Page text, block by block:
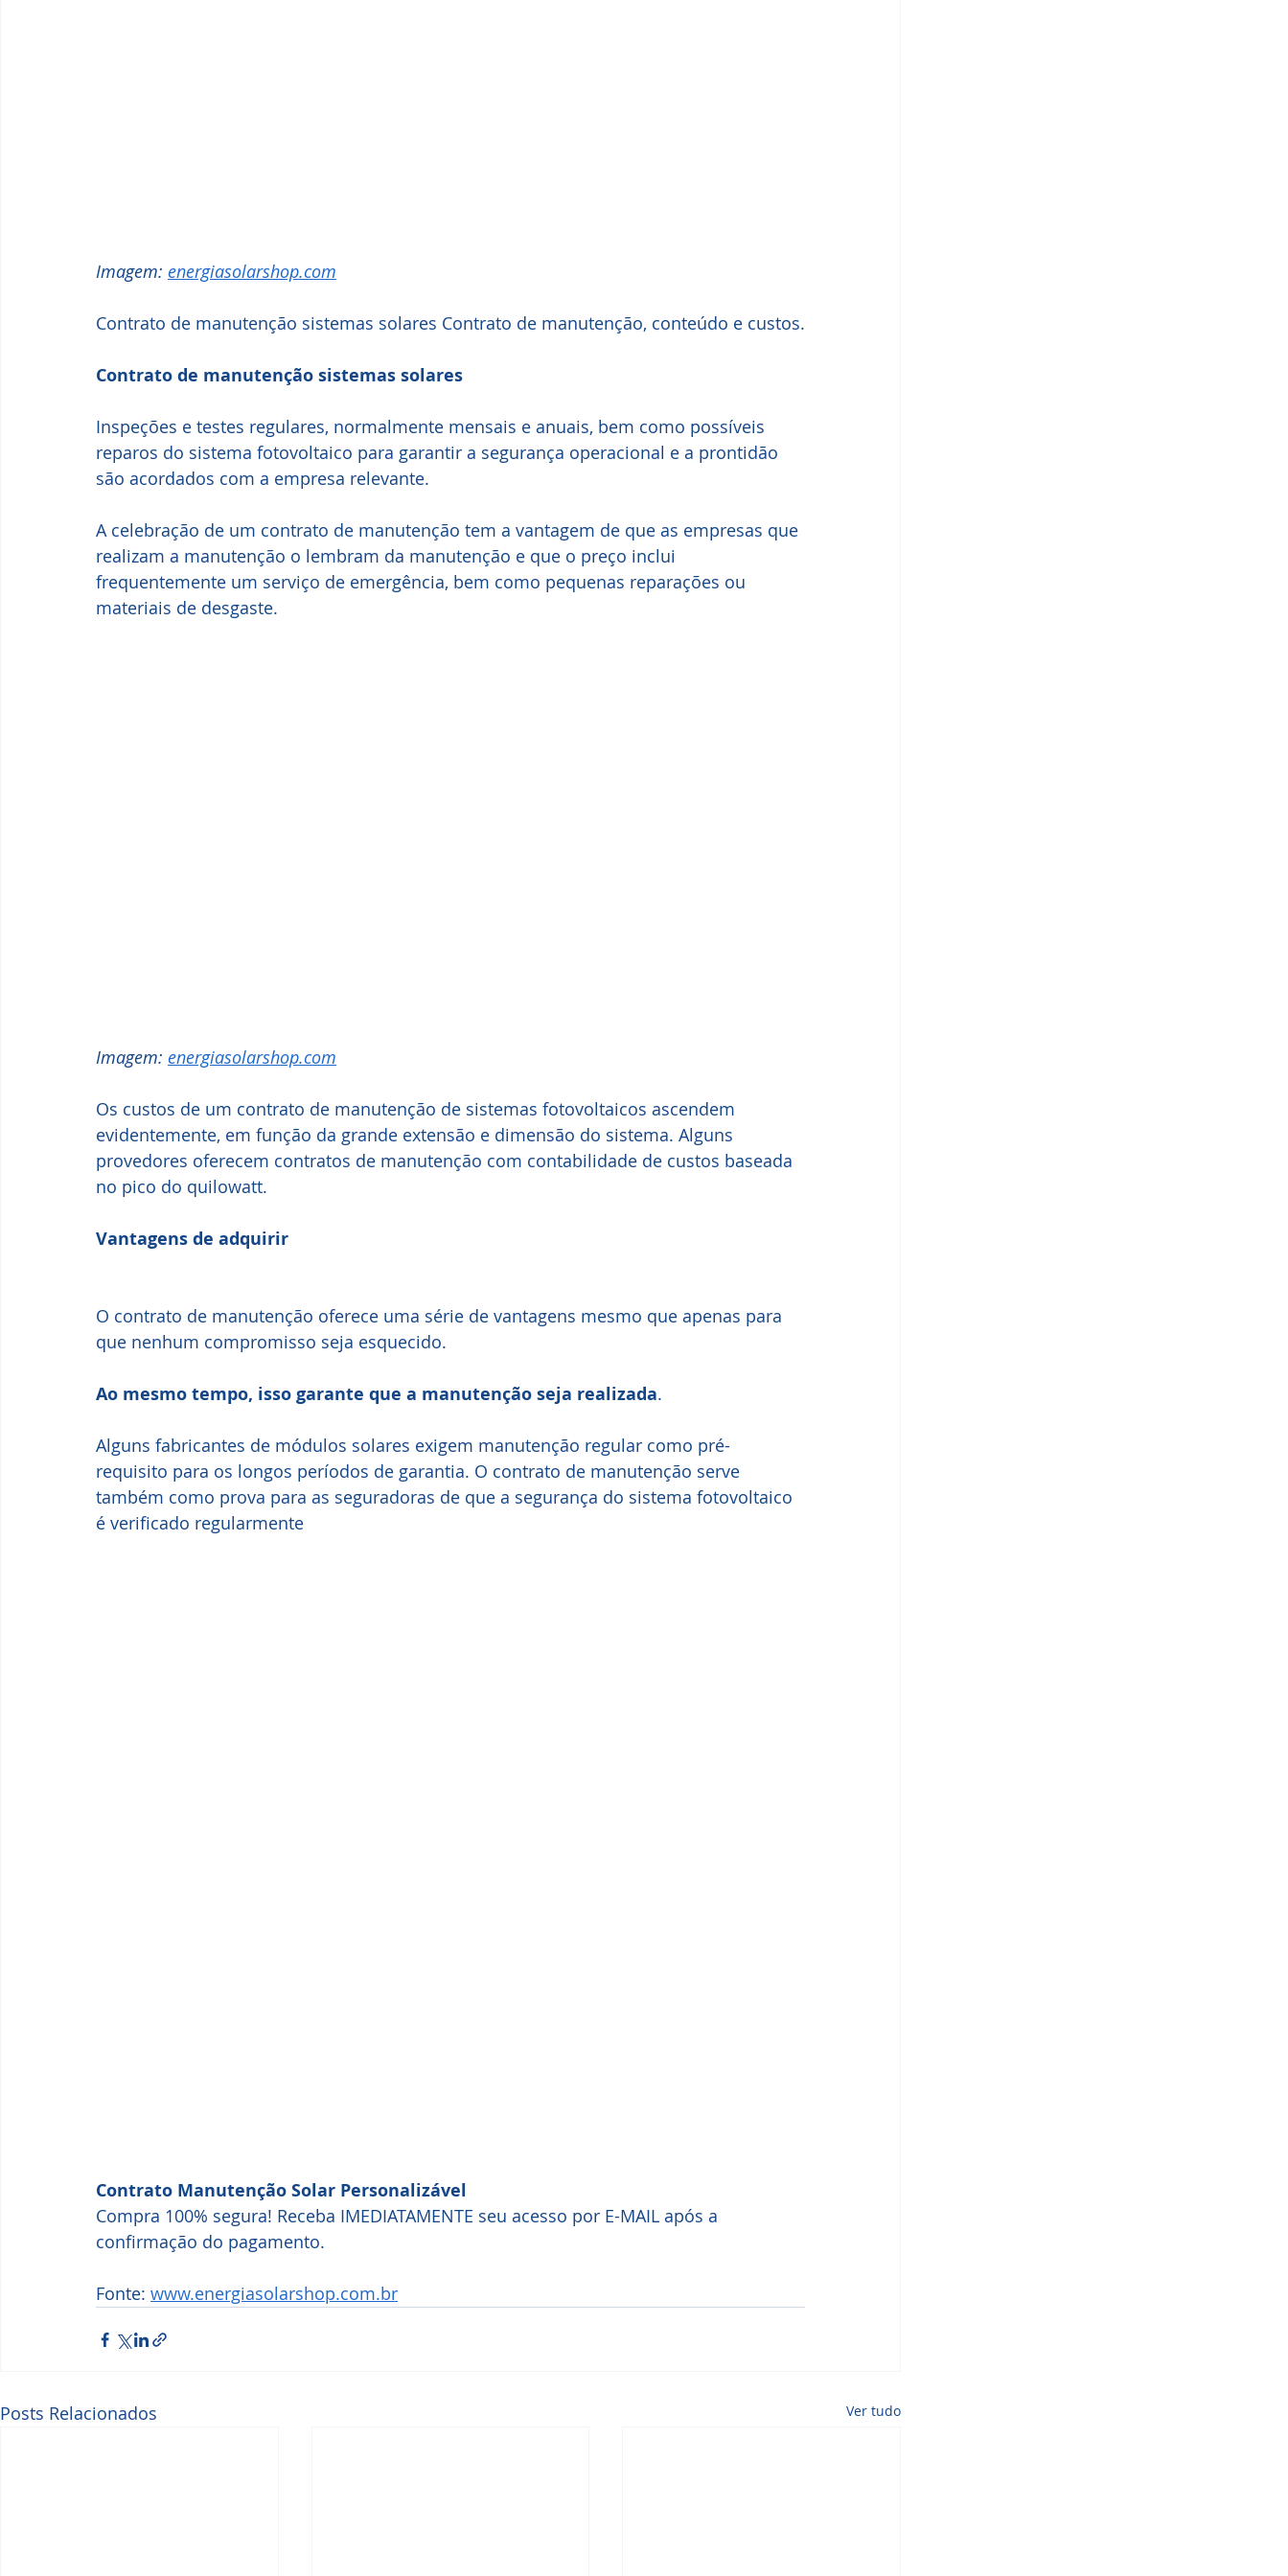
Imagem: energiasolarshop.com
Contrato de manutenção sistemas solares Contrato de manutenção, conteúdo e custos.
Contrato de manutenção sistemas solares
Inspeções e testes regulares, normalmente mensais e anuais, bem como possíveis
reparos do sistema fotovoltaico para garantir a segurança operacional e a prontidão
são acordados com a empresa relevante.
A celebração de um contrato de manutenção tem a vantagem de que as empresas que
realizam a manutenção o lembram da manutenção e que o preço inclui
frequentemente um serviço de emergência, bem como pequenas reparações ou
materiais de desgaste.
Imagem: energiasolarshop.com
Os custos de um contrato de manutenção de sistemas fotovoltaicos ascendem
evidentemente, em função da grande extensão e dimensão do sistema. Alguns
provedores oferecem contratos de manutenção com contabilidade de custos baseada
no pico do quilowatt.
Vantagens de adquirir
O contrato de manutenção oferece uma série de vantagens mesmo que apenas para
que nenhum compromisso seja esquecido.
Ao mesmo tempo, isso garante que a manutenção seja realizada.
Alguns fabricantes de módulos solares exigem manutenção regular como pré-
requisito para os longos períodos de garantia. O contrato de manutenção serve
também como prova para as seguradoras de que a segurança do sistema fotovoltaico
é verificado regularmente
Contrato Manutenção Solar Personalizável
Compra 100% segura! Receba IMEDIATAMENTE seu acesso por E-MAIL após a
confirmação do pagamento.
Fonte: www.energiasolarshop.com.br
Posts Relacionados Ver tudo